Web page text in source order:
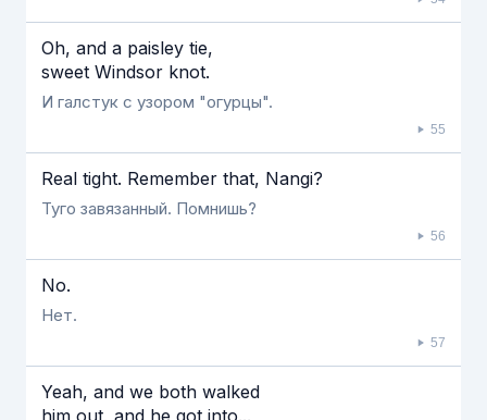
Oh, and a paisley tie,
sweet Windsor knot.
И галстук с узором "огурцы".
55
Real tight. Remember that, Nangi?
Туго завязанный. Помнишь?
56
No.
Нет.
57
Yeah, and we both walked
him out, and he got into...